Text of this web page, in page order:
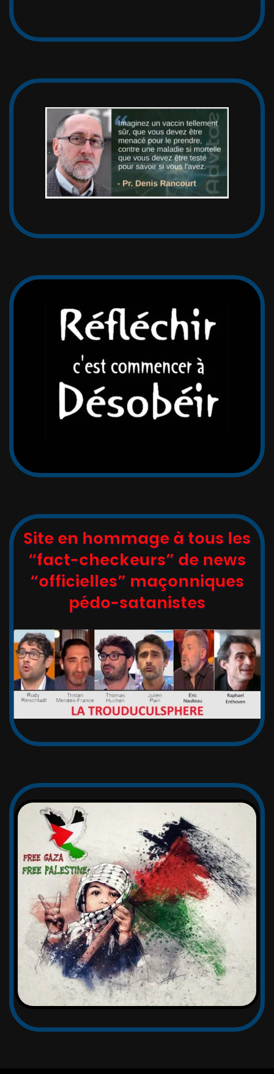
Site en hommage à tous les
“fact-checkeurs” de news
“officielles” maçonniques
pédo-satanistes